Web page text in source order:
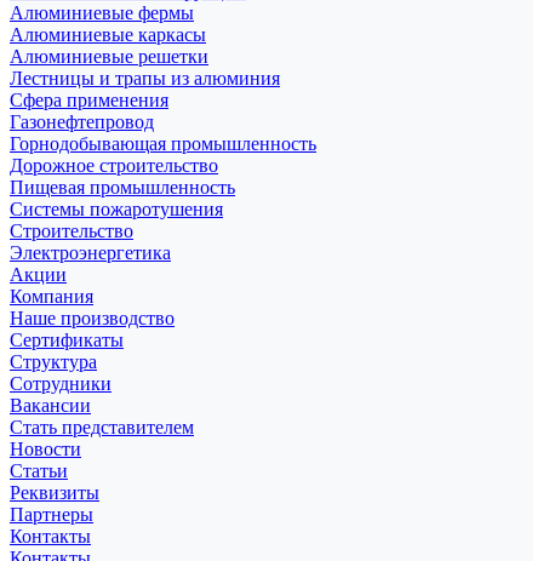
Алюминиевые фермы
Алюминиевые каркасы
Алюминиевые решетки
Лестницы и трапы из алюминия
Сфера применения
Газонефтепровод
Горнодобывающая промышленность
Дорожное строительство
Пищевая промышленность
Системы пожаротушения
Строительство
Электроэнергетика
Акции
Компания
Наше производство
Сертификаты
Структура
Сотрудники
Вакансии
Стать представителем
Новости
Статьи
Реквизиты
Партнеры
Контакты